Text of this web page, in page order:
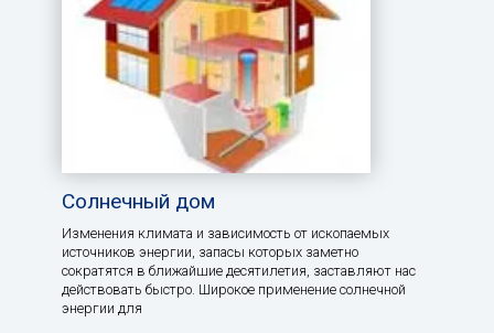
Солнечный дом
Изменения климата и зависимость от ископаемых
источников энергии, запасы которых заметно
сократятся в ближайшие десятилетия, заставляют нас
действовать быстро. Широкое применение солнечной
энергии для